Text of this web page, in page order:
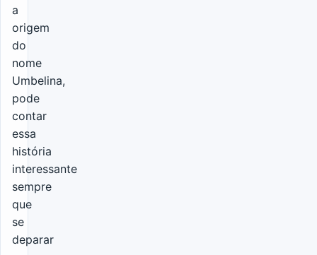
a
origem
do
nome
Umbelina,
pode
contar
essa
história
interessante
sempre
que
se
deparar